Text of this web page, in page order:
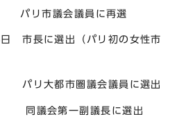
市議会議員に再選
に選出（パリ初の女性市
大都市圏議会議員に選出
会第一副議長に選出